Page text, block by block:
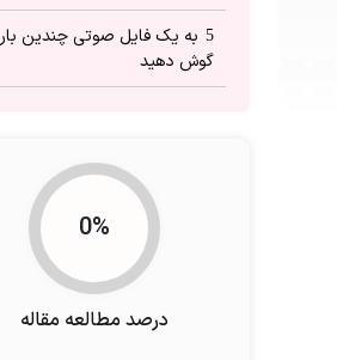
5 به یک فایل صوتی چندین بار
گوش دهید
بگذارید گوش شما به شنیدن
مکالمات انگلیسی عادت کند
0%
درصد مطالعه مقاله